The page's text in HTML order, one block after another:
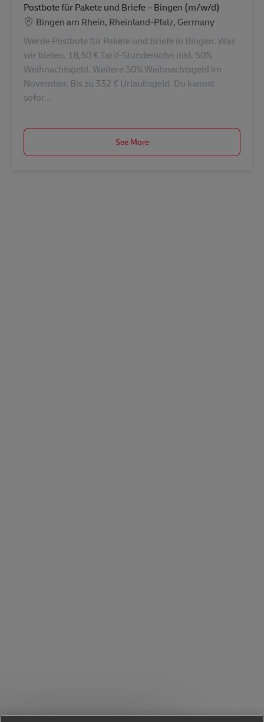
Postbote für Pakete und Briefe – Bingen (m/w/d)
Location
Bingen am Rhein, Rheinland-Pfalz, Germany
Werde Postbote für Pakete und Briefe in Bingen. Was
wir bieten. 18,50 € Tarif-Stundenlohn inkl. 50%
Weihnachtsgeld. Weitere 50% Weihnachtsgeld im
November. Bis zu 332 € Urlaubsgeld. Du kannst
sofor...
See More